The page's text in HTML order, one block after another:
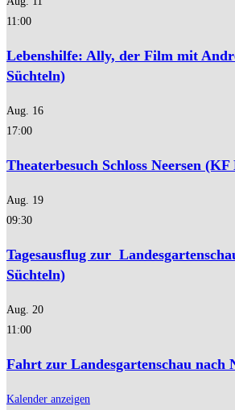
11:00
Lebenshilfe: Ally, der Film mit
Süchteln)
Aug. 16
17:00
Theaterbesuch Schloss Neersen
Aug. 19
09:30
Tagesausflug zur
Süchteln)
Aug. 20
11:00
Fahrt zur Landesgartenschau nach
Kalender anzeigen